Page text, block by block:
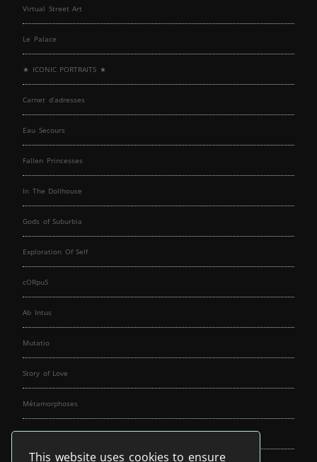
This website uses cookies to ensure
Virtual Street Art
Le Palace
★ ICONIC PORTRAITS ★
Carnet d’adresses
Eau Secours
Fallen Princesses
In The Dollhouse
Gods of Suburbia
Exploration Of Self
cORpuS
Ab Intus
Mutatio
Story of Love
Métamorphoses
Fallen Angels